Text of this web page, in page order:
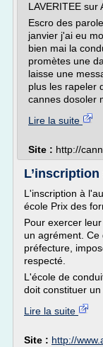
LAVERITEE sur
Escro des
janvier j'ai eu
bien mai la
promètes une
laisse une
plus les rapeler
cannes dosoler
Lire la suite
Site : http://
L’inscription
L'inscription à
école Prix des
Pour exercer
un agrément. Ce
préfecture,
respecté.
L'école de
doit constituer un
Lire la suite
Site : http://